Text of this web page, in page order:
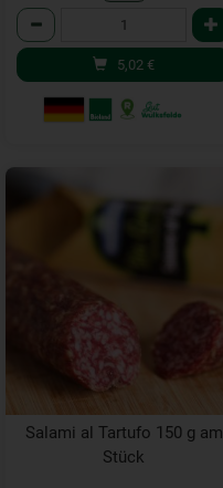
Anzahl
5,02 €
Salami al Tartufo 150 g am
Stück